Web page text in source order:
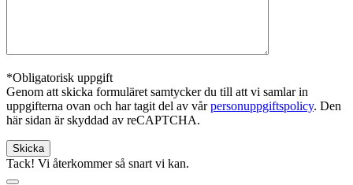
*Obligatorisk uppgift
Genom att skicka formuläret samtycker du till att vi samlar in
uppgifterna ovan och har tagit del av vårpersonuppgiftspolicy. Den
här sidan är skyddad av reCAPTCHA.
Tack! Vi återkommer så snart vi kan.